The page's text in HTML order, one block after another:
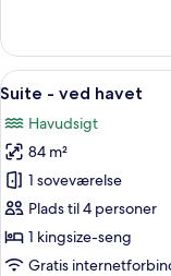
-
havudsigt
Indlæs
alle
billeder
af
Suite
-
ved
havet
6
Suite - ved havet
Havudsigt
84 m²
1 soveværelse
Plads til 4 personer
1 kingsize-seng
Gratis